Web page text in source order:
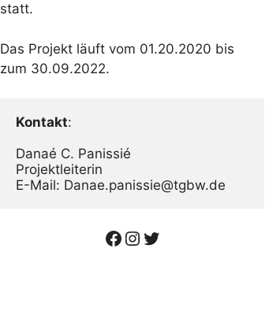
statt.
Das Projekt läuft vom 01.20.2020 bis
zum 30.09.2022.
Kontakt:
Danaé C. Panissié
Projektleiterin
E-Mail: Danae.panissie@tgbw.de
Facebook
Instagram
Twitter